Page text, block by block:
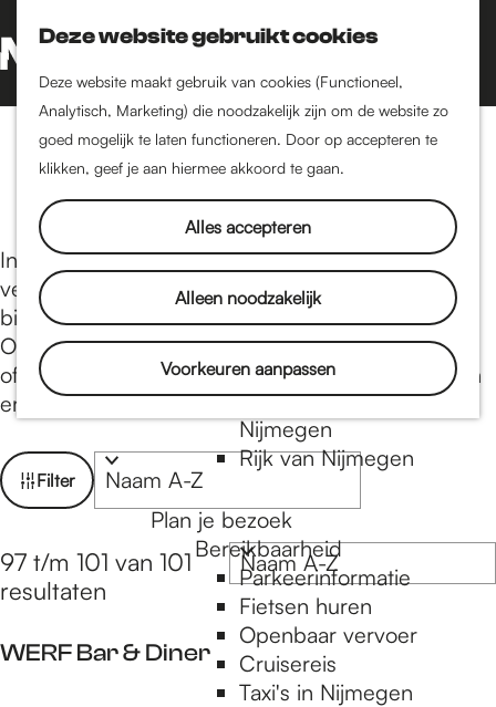
Deze website gebruikt cookies
Deze website maakt gebruik van cookies (Functioneel,
Analytisch, Marketing) die noodzakelijk zijn om de website zo
goed mogelijk te laten functioneren. Door op accepteren te
klikken, geef je aan hiermee akkoord te gaan.
Alles accepteren
Alleen noodzakelijk
Voorkeuren aanpassen
a
d
e
h
o
m
e
a
g
Z
o
e
k
e
n
K
a
a
r
t
M
e
n
Dukenburg
Lindenholt
Historie
De oudste stad van
Nederland
Historische tijdlijn
Romeinse Limes
Vrede van Nijmegen
Penning
Natuur in Nijmegen
Groenkaart van
Nijmegen
Rijk van Nijmegen
Plan je bezoek
Bereikbaarheid
Parkeerinformatie
Fietsen huren
Openbaar vervoer
Cruisereis
Taxi's in Nijmegen
Lunchen
In Nijmegen kun je lekker lunchen op een van de
vele terrassen in het centrum. De Nijmeegse
binnenstad heeft vele lunchrooms en brasseries.
Of je nu een broodje gezond, een gebakken eitje
of een drie-gangen menu wil, voor elke lunch zijn
er verschillende restaurants en eetcafés.
W
a
z
o
e
k
Filter
S
o
t
e
e
r
o
97 t/m 101 van 101
resultaten
S
o
t
e
WERF Bar & Diner